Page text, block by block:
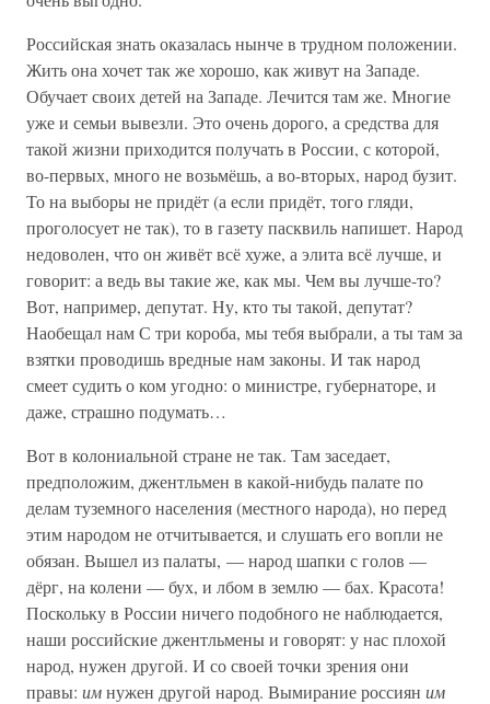
Российская знать оказалась нынче в трудном положении.
Жить она хочет так же хорошо, как живут на Западе.
Обучает своих детей на Западе. Лечится там же. Многие
уже и семьи вывезли. Это очень дорого, а средства для
такой жизни приходится получать в России, с которой,
во-первых, много не возьмёшь, а во-вторых, народ бузит.
То на выборы не придёт (а если придёт, того гляди,
проголосует не так), то в газету пасквиль напишет. Народ
недоволен, что он живёт всё хуже, а элита всё лучше, и
говорит: а ведь вы такие же, как мы. Чем вы лучше-то?
Вот, например, депутат. Ну, кто ты такой, депутат?
Наобещал нам С три короба, мы тебя выбрали, а ты там за
взятки проводишь вредные нам законы. И так народ
смеет судить о ком угодно: о министре, губернаторе, и
даже, страшно подумать…
Вот в колониальной стране не так. Там заседает,
предположим, джентльмен в какой-нибудь палате по
делам туземного населения (местного народа), но перед
этим народом не отчитывается, и слушать его вопли не
обязан. Вышел из палаты, — народ шапки с голов —
дёрг, на колени — бух, и лбом в землю — бах. Красота!
Поскольку в России ничего подобного не наблюдается,
наши российские джентльмены и говорят: у нас плохой
народ, нужен другой. И со своей точки зрения они
правы: имнужен другой народ. Вымирание россиян им